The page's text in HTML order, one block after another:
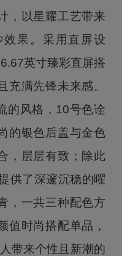
，以星耀工艺带来
果。采用直屏设
英寸臻彩直屏搭
充满先锋未来感。
的风格，10号色诠
的银色后盖与金色
，层层有致；除此
供了深邃沉稳的曜
，一共三种配色方
值时尚搭配单品，
带来个性且新潮的